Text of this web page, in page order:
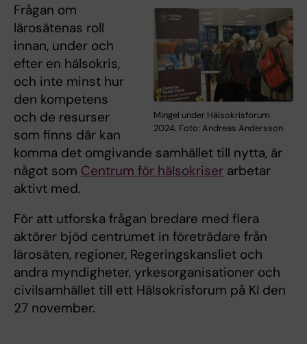
Mingel under Hälsokrisforum
2024. Foto: Andreas Andersson
Frågan om
lärosätenas roll
innan, under och
efter en hälsokris,
och inte minst hur
den kompetens
och de resurser
som finns där kan
komma det omgivande samhället till nytta, är
något som Centrum för hälsokriser arbetar
aktivt med.
För att utforska frågan bredare med flera
aktörer bjöd centrumet in företrädare från
lärosäten, regioner, Regeringskansliet och
andra myndigheter, yrkesorganisationer och
civilsamhället till ett Hälsokrisforum på KI den
27 november.